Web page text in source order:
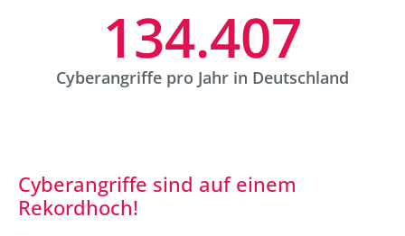
134.407
Cyberangriffe pro Jahr in Deutschland
Cyberangriffe sind auf einem
Rekordhoch!